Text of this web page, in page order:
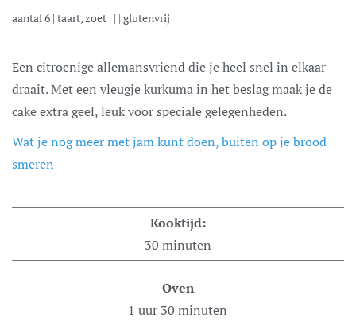
aantal 6 | taart, zoet | | | glutenvrij
Een citroenige allemansvriend die je heel snel in elkaar
draait. Met een vleugje kurkuma in het beslag maak je de
cake extra geel, leuk voor speciale gelegenheden.
Wat je nog meer met jam kunt doen, buiten op je brood
smeren
Kooktijd:
30 minuten
Oven
1 uur 30 minuten